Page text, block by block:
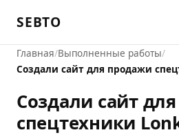
SEBTO
Главная Выполненные работы
Создали сайт для продажи
Создали сайт
спецтехники